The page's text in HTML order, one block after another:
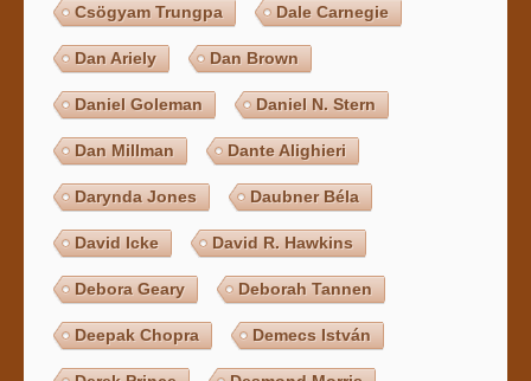
Csögyam Trungpa Dale Carnegie
Dan Ariely Dan Brown
Daniel Goleman Daniel N. Stern
Dan Millman Dante Alighieri
Darynda Jones Daubner Béla
David Icke David R. Hawkins
Debora Geary Deborah Tannen
Deepak Chopra Demecs István